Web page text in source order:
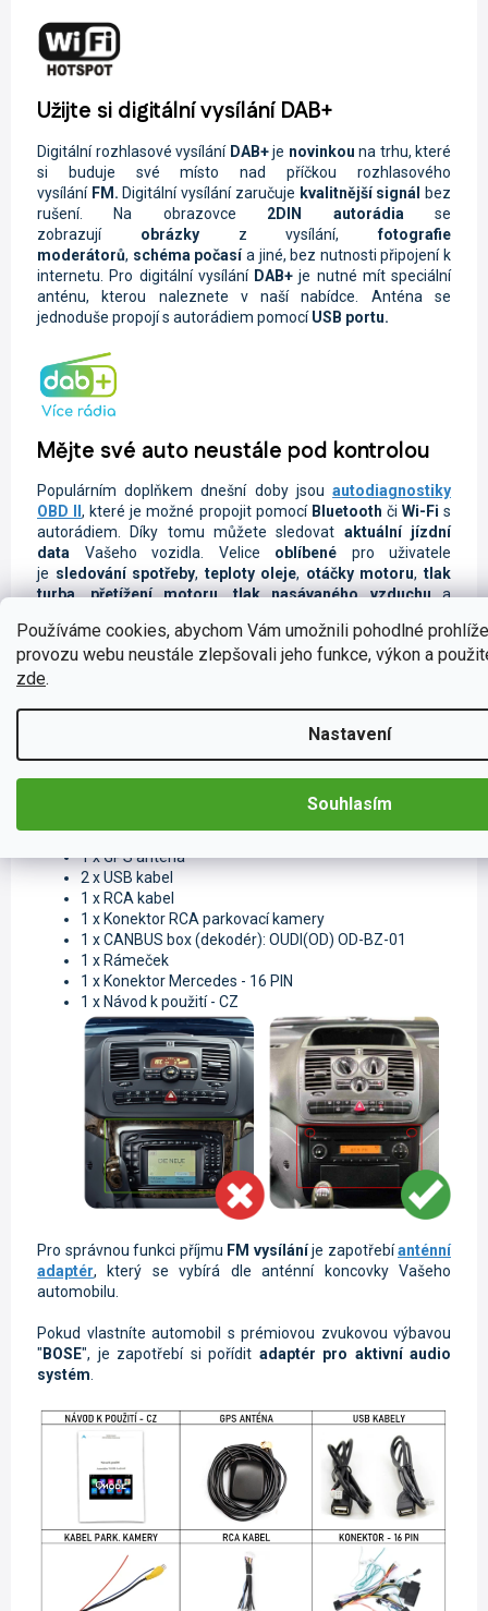
Používáme cookies, abychom Vám umožnili pohodlné
provozu webu neustále zlepšovali jeho funkce, výkon a
zde.
Nastavení
Souhlasím
Užijte si digitální vysílání DAB+
Digitální rozhlasové vysílání DAB+je novinkou na trhu, které
si buduje své místo nad příčkou rozhlasového
vysílání FM. Digitální vysílání zaručuje kvalitnější signál
bez
rušení. Na obrazovce 2DIN autorádia se
zobrazují obrázkyz vysílání,fotografie
moderátorů, schéma počasía jiné, bez nutnosti připojení k
internetu. Pro digitální vysílání DAB+ je nutné mít speciální
anténu, kterou naleznete v naší nabídce. Anténa se
jednoduše propojí s autorádiem pomocíUSB portu.
Mějte své auto neustále pod kontrolou
Populárním doplňkem dnešní doby jsou autodiagnostiky
OBD II, které je možné propojit pomocí Bluetooth či Wi-Fi s
autorádiem. Díky tomu můžete sledovat aktuální jízdní
data Vašeho vozidla. Velice oblíbené pro uživatele
je sledování spotřeby, teploty oleje, otáčky motoru,tlak
turba,přetížení motoru,tlak nasávaného vzduchua
diagnostikasamotného vozidla.Doporučujemepro
uživatele nainstalovat do zařízení aplikaciCar Scanner ELM
OBD2
1 x GPS anténa
2 x USB kabel
1 x RCA kabel
1 x Konektor RCA parkovací kamery
1 x CANBUS box (dekodér): OUDI(OD) OD-BZ-01
1 x Rámeček
1 x Konektor Mercedes - 16 PIN
1 x Návod k použití - CZ
Pro správnou funkci příjmu FM vysíláníje zapotřebíanténní
adaptér, který se vybírá dle anténní koncovky Vašeho
automobilu.
Pokud vlastníte automobil s prémiovou zvukovou výbavou
" BOSE", je zapotřebí si pořídit adaptér pro aktivní audio
systém